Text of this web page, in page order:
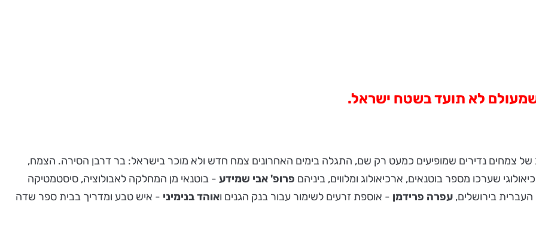
שמעולם לא תועד בשטח ישראל.
צמחים נדירים שמופיעים כמעט רק שם, התגלה בימים האחרונים צמח חדש ולא מוכר בישראל: בר דרבן הסירה. הצמח,
שערכו מספר בוטנאים, ארכיאולוג ומלווים, ביניהם פרופ' אבי שמידע - בוטנאי מן המחלקה לאבולוציה, סיסטמטיקה
העברית בירושלים, עפרה פרידמן - אוספת זרעים לשימור עבור בנק הגנים ואוהדבנימיני - איש טבע ומדריך בבית ספר שדה